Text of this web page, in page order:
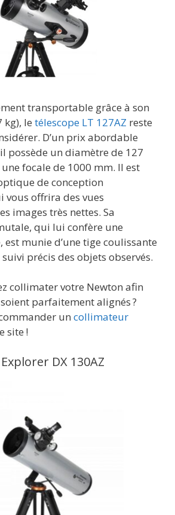
transportable grâce à son
kg), le télescope LT 127AZ reste
D’un prix abordable
possède un diamètre de 127
focale de 1000 mm. Il est
de conception
vous offrira des vues
images très nettes. Sa
qui lui confère une
munie d’une tige coulissante
précis des objets observés.
collimater votre Newton afin
parfaitement alignés ?
un collimateur
site !
DX 130AZ